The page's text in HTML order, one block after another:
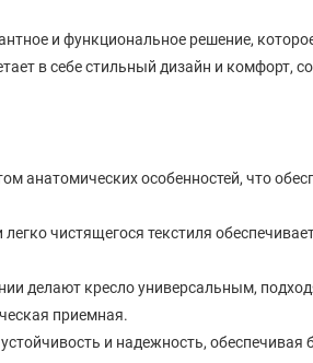
и функциональное решение,
в себе стильный дизайн и комфорт,
анатомических особенностей, что
легко чистящегося текстиля
делают кресло универсальным,
приемная.
и надежность, обеспечивая